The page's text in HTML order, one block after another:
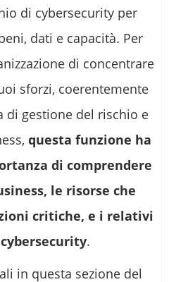
di cybersecurity per
dati e capacità. Per
di concentrare
sforzi, coerentemente
di gestione del rischio e
questa funzione ha
di comprendere
le risorse che
critiche, e i relativi
.
in questa sezione del